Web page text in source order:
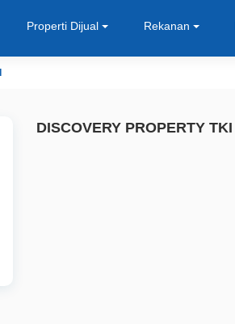
Properti Dijual Rekanan
DISCOVERY PROPERTY TKI